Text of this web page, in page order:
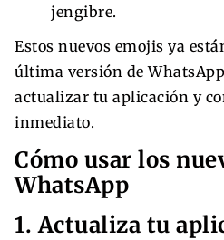
jengibre.
Estos nuevos emojis ya
última versión de
actualizar tu aplicación y
inmediato.
Cómo usar los
WhatsApp
1. Actualiza tu